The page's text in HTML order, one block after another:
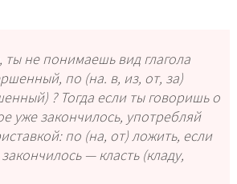
не понимаешь вид глагола
по (на. в, из, от, за)
? Тогда если ты говоришь о
уже закончилось, употребляй
по (на, от) ложить, если
— класть (кладу,